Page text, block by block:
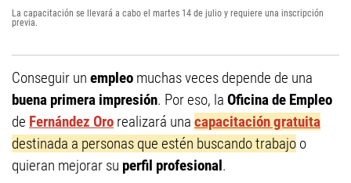
La capacitación se llevará a cabo el martes 14 de julio y requiere una inscripción
previa.
Conseguir un empleo muchas veces depende de una
buena primera impresión. Por eso, la Oficina de Empleo
de Fernández Oro realizará una capacitación gratuita
destinada a personas que estén buscando trabajo o
quieran mejorar su perfil profesional.